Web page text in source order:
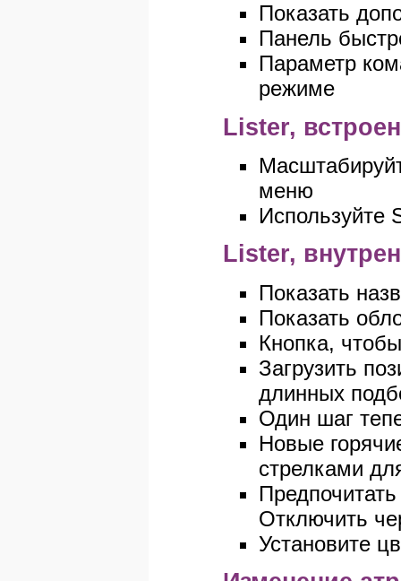
Показать
Панель
Параметр
режиме
Lister,
меню
Используйте
Lister,
Показать
Показать
Кнопка,
Загрузить
длинных
Один шаг
Новые
стрелками
Отключить
Установите